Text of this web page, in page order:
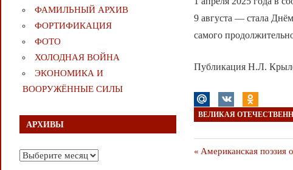
9 августа — стала
самого
Публикация Н.Л.
ВЕЛИКАЯ
Навигация
Предыдущая
Американская поэзия
ФАМИЛЬНЫЙ АРХИВ
ФОРТИФИКАЦИЯ
ФОТО
ХОЛОДНАЯ ВОЙНА
ЭКОНОМИКА И
ВООРУЖЁННЫЕ СИЛЫ
АРХИВЫ
Архивы